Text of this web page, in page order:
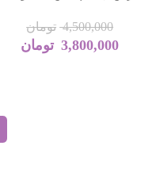
4,500,000 تومان
3,800,000 تومان